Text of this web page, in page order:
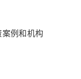
例和机构